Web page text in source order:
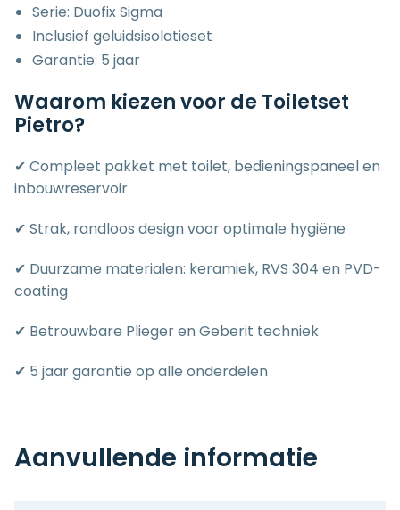
Serie: Duofix Sigma
Inclusief geluidsisolatieset
Garantie: 5 jaar
Waarom kiezen voor de Toiletset
Pietro?
✔ Compleet pakket met toilet, bedieningspaneel en
inbouwreservoir
✔ Strak, randloos design voor optimale hygiëne
✔ Duurzame materialen: keramiek, RVS 304 en PVD-
coating
✔ Betrouwbare Plieger en Geberit techniek
✔ 5 jaar garantie op alle onderdelen
Aanvullende informatie